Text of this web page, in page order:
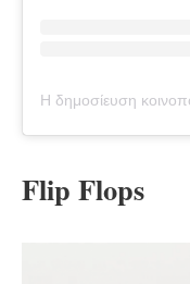
Flip Flops